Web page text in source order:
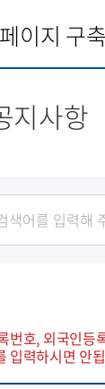
이지 구
지사항
번호, 외국인등
입력하시면 안